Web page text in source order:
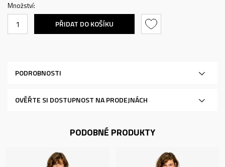
Množství:
PŘIDAT DO KOŠÍKU
PODROBNOSTI
OVĚŘTE SI DOSTUPNOST NA PRODEJNÁCH
PODOBNÉ PRODUKTY